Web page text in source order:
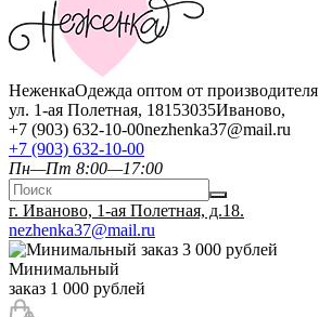
НеженкаОдежда оптом от производителя
ул. 1-ая Полетная, 18153035Иваново,
+7 (903) 632-10-00nezhenka37@mail.ru
+7 (903) 632-10-00
Пн—Пт 8:00—17:00
г. Иваново, 1-ая Полетная, д.18.
nezhenka37@mail.ru
Минимальный
заказ 1 000 рублей